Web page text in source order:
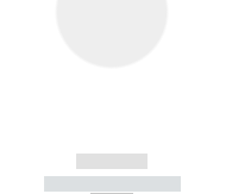
------------
----------- -----------